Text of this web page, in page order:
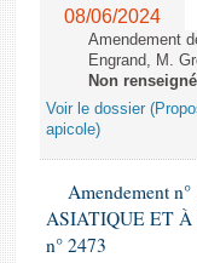
08/06/2024
Amendement
Engrand, M.
Non renseigné
Voir le dossier
apicole)
Amendement
ASIATIQUE ET À
n° 2473